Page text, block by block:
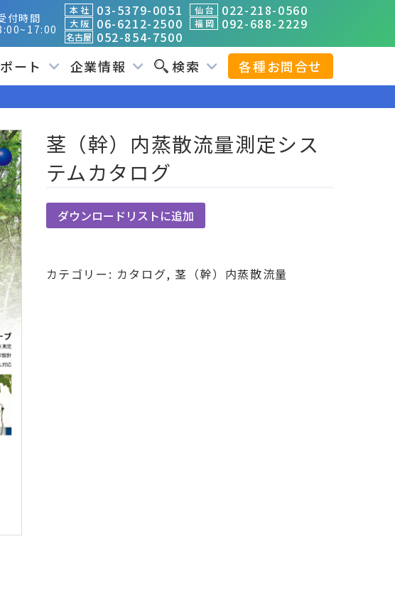
付時間
本 社 03-5379-0051 仙 台 022-218-0560
大 阪 06-6212-2500 福 岡 092-688-2229
名古屋 052-854-7500
ート 企業情報 検索 各種お問合せ
茎（幹）内蒸散流量測定シス
テムカタログ
ダウンロードリストに追加
カテゴリー: カタログ, 茎（幹）内蒸散流量